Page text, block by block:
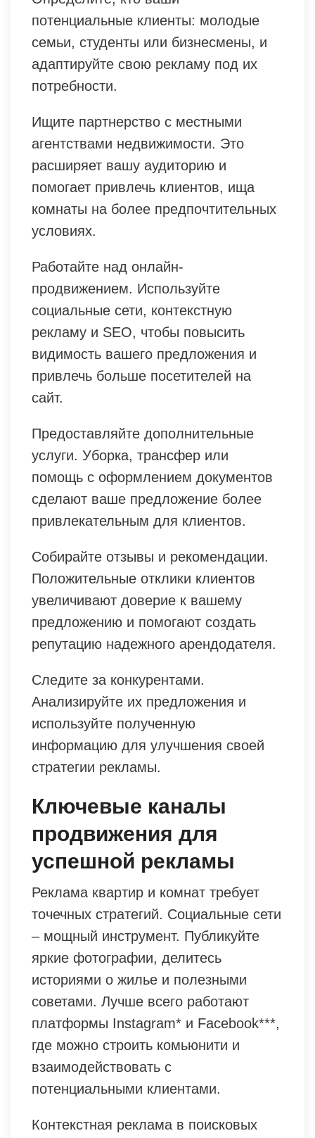
потенциальные клиенты: молодые
семьи, студенты или бизнесмены, и
адаптируйте свою рекламу под их
потребности.
Ищите партнерство с местными
агентствами недвижимости. Это
расширяет вашу аудиторию и
помогает привлечь клиентов, ища
комнаты на более предпочтительных
условиях.
Работайте над онлайн-
продвижением. Используйте
социальные сети, контекстную
рекламу и SEO, чтобы повысить
видимость вашего предложения и
привлечь больше посетителей на
сайт.
Предоставляйте дополнительные
услуги. Уборка, трансфер или
помощь с оформлением документов
сделают ваше предложение более
привлекательным для клиентов.
Собирайте отзывы и рекомендации.
Положительные отклики клиентов
увеличивают доверие к вашему
предложению и помогают создать
репутацию надежного арендодателя.
Следите за конкурентами.
Анализируйте их предложения и
используйте полученную
информацию для улучшения своей
стратегии рекламы.
Ключевые каналы
продвижения для
успешной рекламы
Реклама квартир и комнат требует
точечных стратегий. Социальные сети
– мощный инструмент. Публикуйте
яркие фотографии, делитесь
историями о жилье и полезными
советами. Лучше всего работают
платформы Instagram* и Facebook***,
где можно строить комьюнити и
взаимодействовать с
потенциальными клиентами.
Контекстная реклама в поисковых